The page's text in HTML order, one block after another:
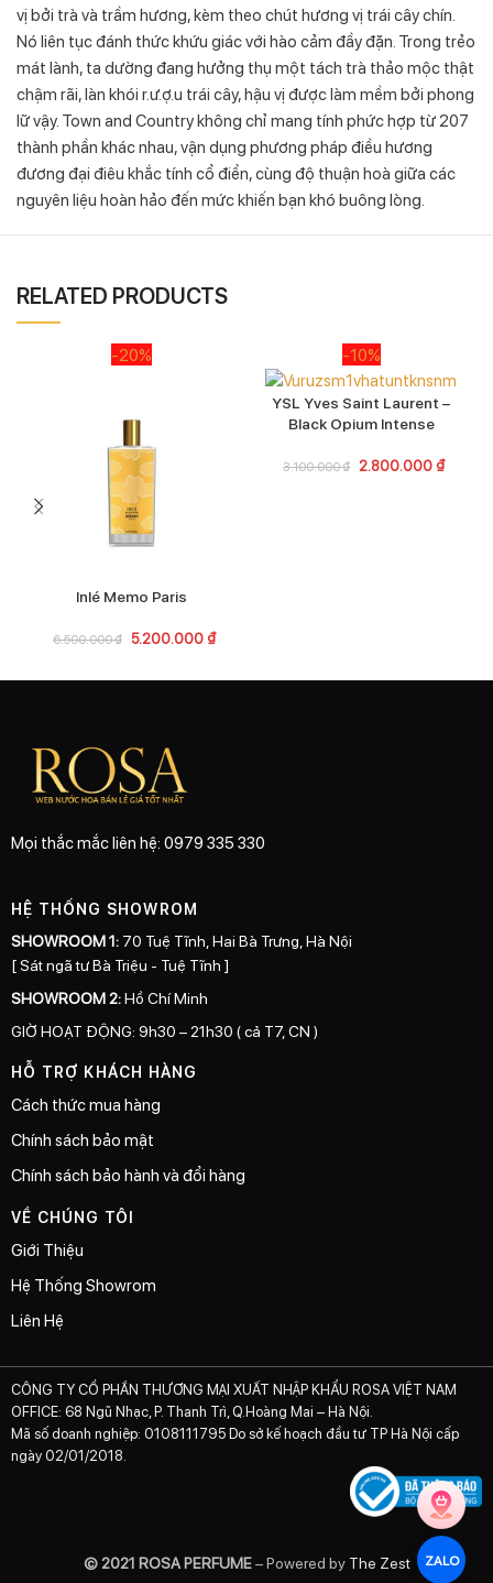
ZALO
vị bởi trà và trầm hương, kèm theo chút hương vị trái cây chín.
Nó liên tục đánh thức khứu giác với hào cảm đầy đặn. Trong trẻo
mát lành, ta dường đang hưởng thụ một tách trà thảo mộc thật
chậm rãi, làn khói r.ư.ợ.u trái cây, hậu vị được làm mềm bởi phong
lữ vậy. Town and Country không chỉ mang tính phức hợp từ 207
thành phần khác nhau, vận dụng phương pháp điều hương
đương đại điêu khắc tính cổ điển, cùng độ thuận hoà giữa các
nguyên liệu hoàn hảo đến mức khiến bạn khó buông lòng.
RELATED PRODUCTS
-20%
Inlé Memo Paris
6.500.000₫ 5.200.000 ₫
-10%
YSL Yves Saint Laurent –
Black Opium Intense
3.100.000₫ 2.800.000 ₫
Mọi thắc mắc liên hệ: 0979 335 330
HỆ THỐNG SHOWROM
SHOWROOM 1: 70 Tuệ Tĩnh, Hai Bà Trưng, Hà Nội
[ Sát ngã tư Bà Triệu - Tuệ Tĩnh ]
SHOWROOM 2:Hồ Chí Minh
GIỜ HOẠT ĐỘNG: 9h30 – 21h30 ( cả T7, CN )
HỖ TRỢ KHÁCH HÀNG
Cách thức mua hàng
Chính sách bảo mật
Chính sách bảo hành và đổi hàng
VỀ CHÚNG TÔI
Giới Thiệu
Hệ Thống Showrom
Liên Hệ
CÔNG TY CỔ PHẦN THƯƠNG MẠI XUẤT NHẬP KHẨU ROSA VIỆT NAM
OFFICE: 68 Ngũ Nhạc, P. Thanh Trì, Q.Hoàng Mai – Hà Nội.
Mã số doanh nghiệp: 0108111795 Do sở kế hoạch đầu tư TP Hà Nội cấp
ngày 02/01/2018.
© 2021 ROSA PERFUME– Powered byThe Zest